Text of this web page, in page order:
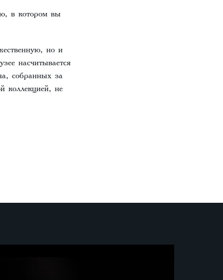
в котором вы
но и
насчитывается
собранных за
коллекцией, не